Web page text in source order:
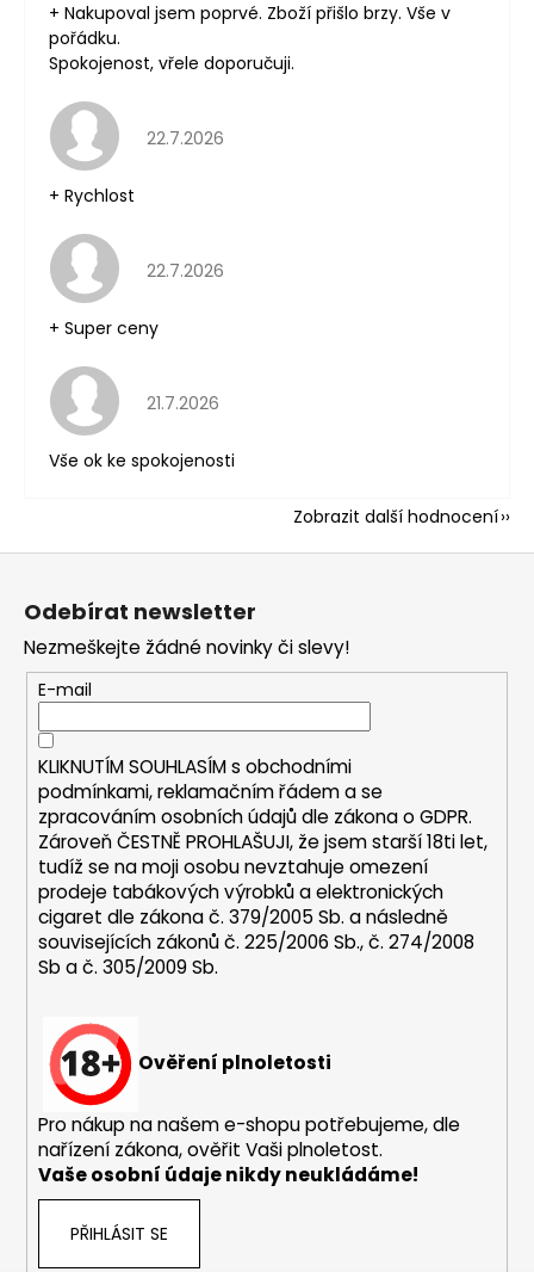
+ Nakupoval jsem poprvé. Zboží přišlo brzy. Vše v
pořádku.
Spokojenost, vřele doporučuji.
Hodnocení obchodu je 5 z 5 hvězdiček.
22.7.2026
+ Rychlost
Hodnocení obchodu je 5 z 5 hvězdiček.
22.7.2026
+ Super ceny
Hodnocení obchodu je 5 z 5 hvězdiček.
21.7.2026
Vše ok ke spokojenosti
Zobrazit další hodnocení
Odebírat newsletter
Nezmeškejte žádné novinky či slevy!
E-mail
KLIKNUTÍM SOUHLASÍM s obchodními
podmínkami,reklamačním řádem a se
zpracováním osobních údajů dle zákona oGDPR.
Zároveň ČESTNĚ PROHLAŠUJI, že jsem starší 18ti let,
tudíž se na moji osobu nevztahuje omezení
prodeje tabákových výrobků a elektronických
cigaret dle zákona č. 379/2005 Sb. a následně
souvisejících zákonů č. 225/2006 Sb., č. 274/2008
Sb a č. 305/2009 Sb.
Ověření plnoletosti
Pro nákup na našem e-shopu potřebujeme, dle
nařízení zákona, ověřit Vaši plnoletost.
Vaše osobní údaje nikdy neukládáme!
PŘIHLÁSIT SE